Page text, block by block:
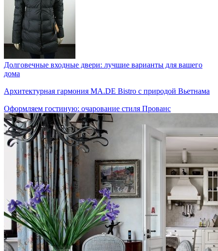
Долговечные входные двери: лучшие варианты для вашего
дома
Архитектурная гармония MA.DE Bistro с природой Вьетнама
Оформляем гостиную: очарование стиля Прованс